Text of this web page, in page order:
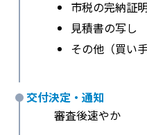
市税の完納証
見積書の写し
その他（買い
交付決定・通知
審査後速やか